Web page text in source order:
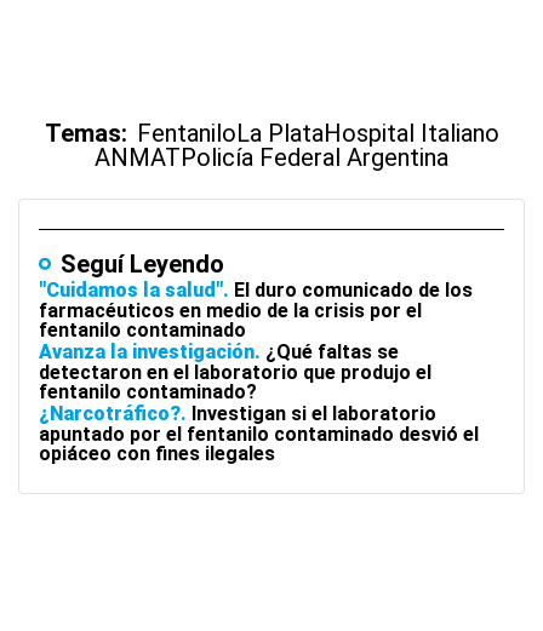
Temas: FentaniloLa PlataHospital Italiano
ANMATPolicía Federal Argentina
Seguí Leyendo
"Cuidamos la salud" El duro comunicado de los
farmacéuticos en medio de la crisis por el
fentanilo contaminado
Avanza la investigación ¿Qué faltas se
detectaron en el laboratorio que produjo el
fentanilo contaminado?
¿Narcotráfico? Investigan si el laboratorio
apuntado por el fentanilo contaminado desvió el
opiáceo con fines ilegales